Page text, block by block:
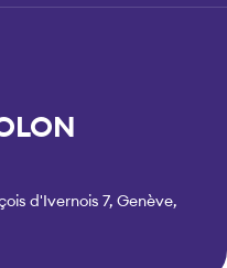
d'Ivernois 7, Genève,